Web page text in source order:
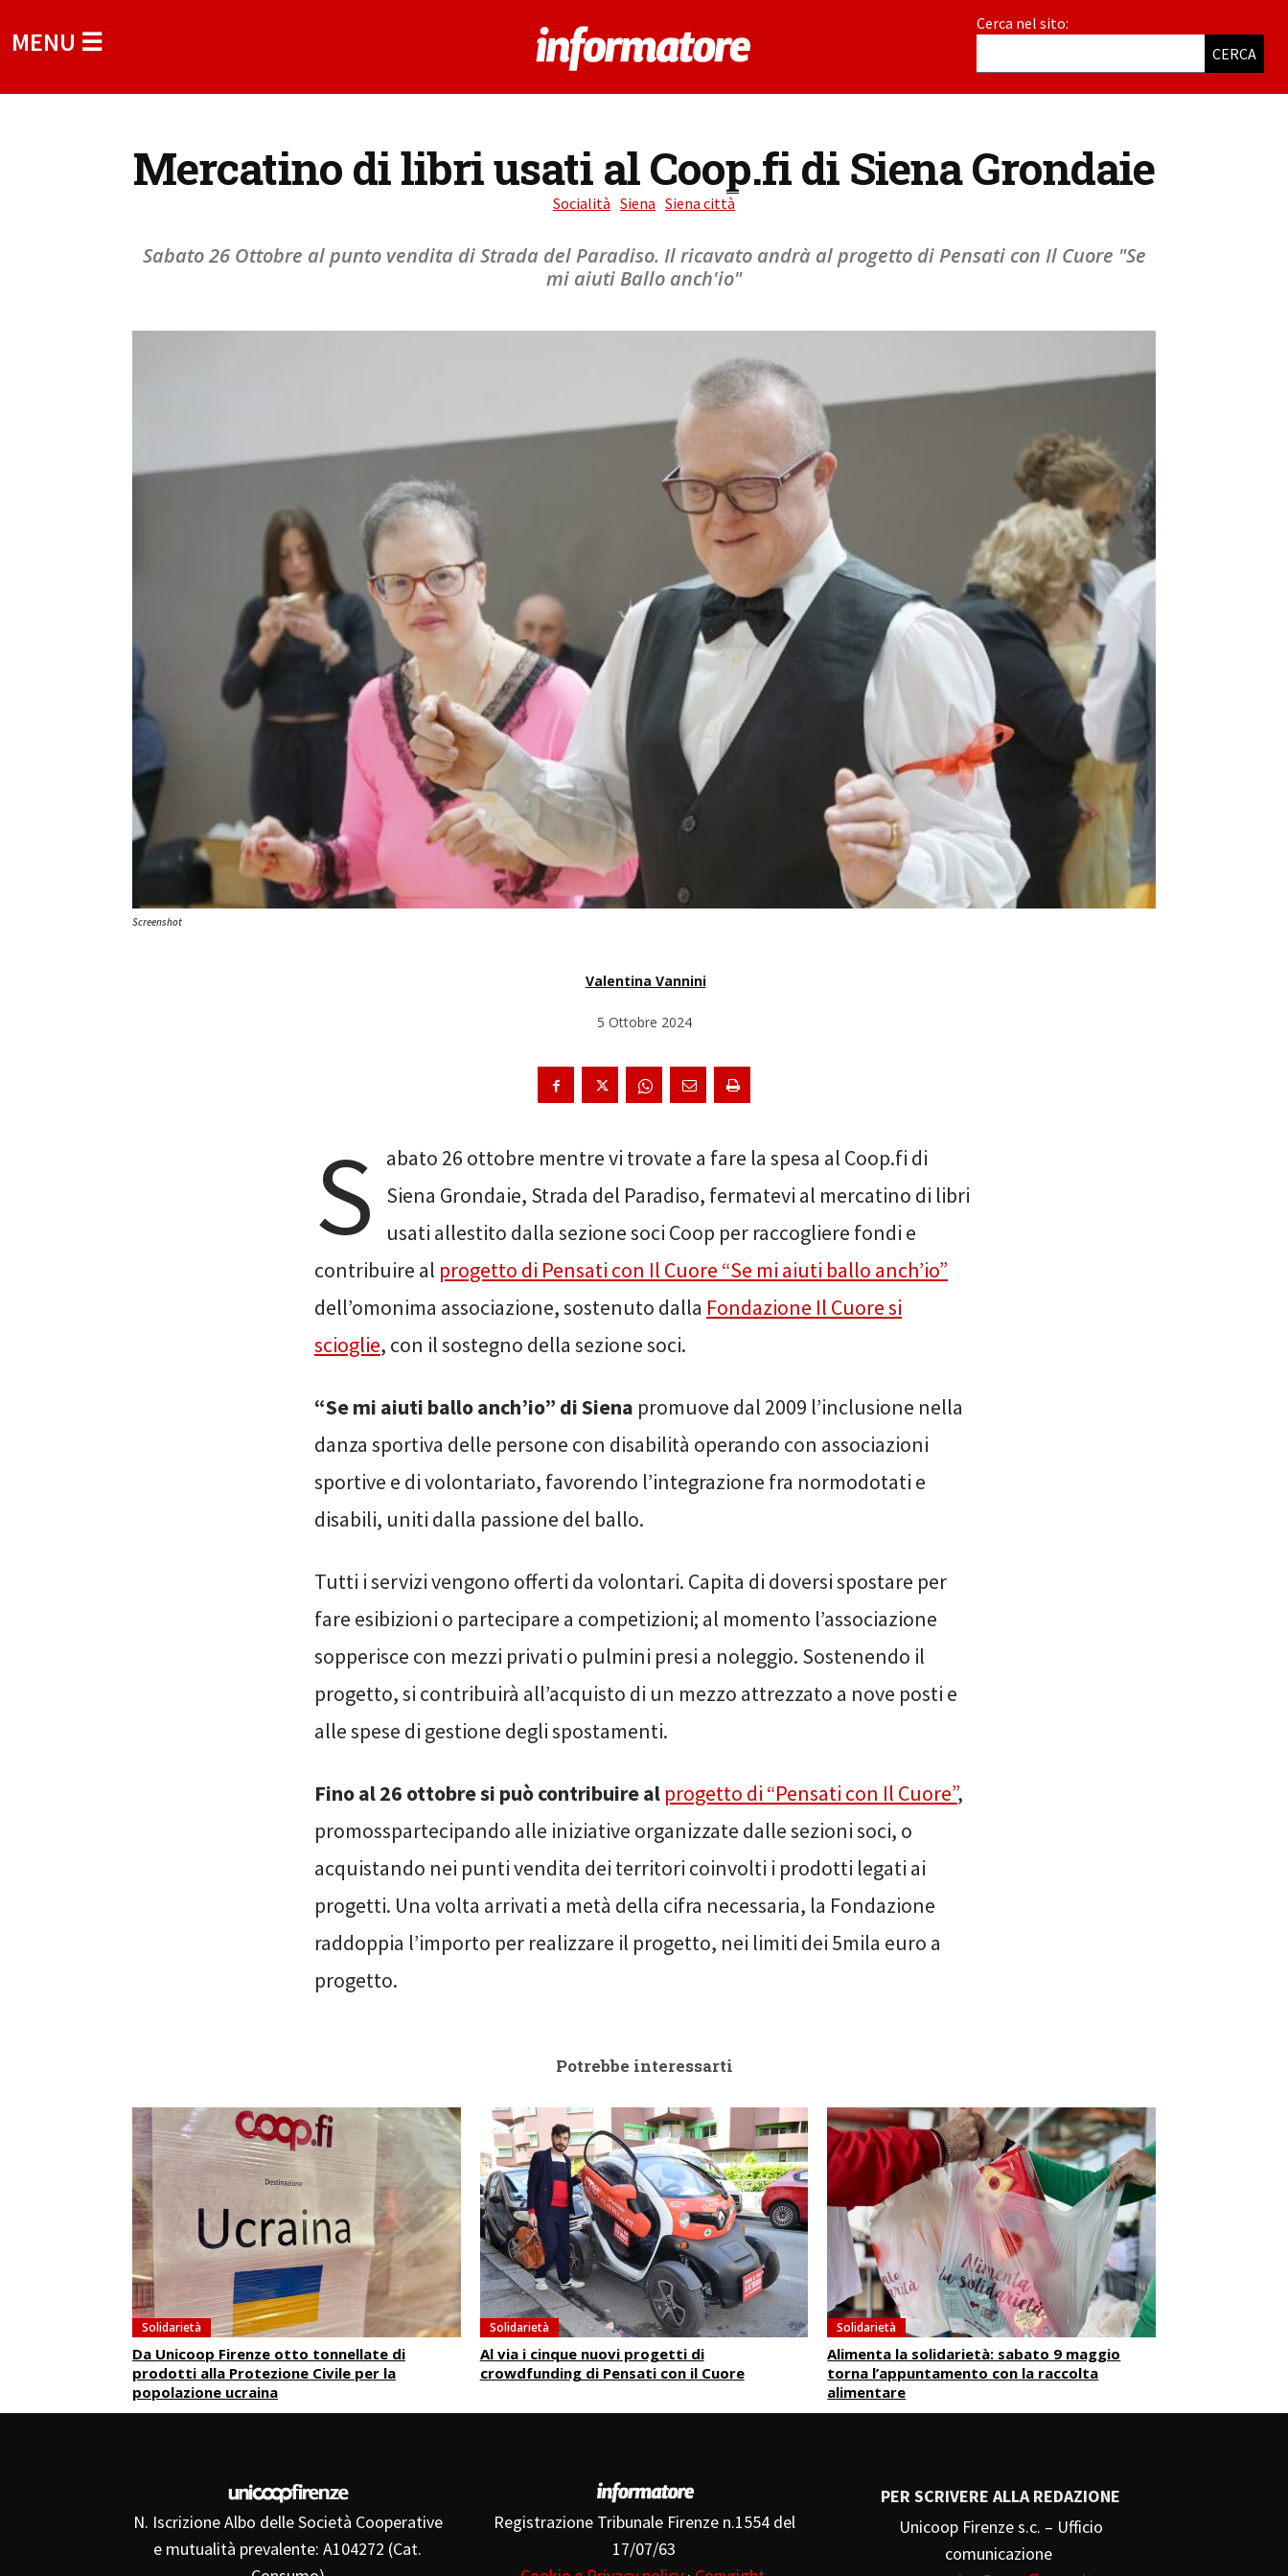
MENU ☰
Cerca nel sito:
CERCA
Mercatino di libri usati al Coop.fi di Siena Grondaie
Socialità Siena Siena città
Sabato 26 Ottobre al punto vendita di Strada del Paradiso. Il ricavato andrà al progetto di Pensati con Il Cuore "Se
mi aiuti Ballo anch'io"
Screenshot
Valentina Vannini
5 Ottobre 2024
S
abato 26 ottobre mentre vi trovate a fare la spesa al Coop.fi di
Siena Grondaie, Strada del Paradiso, fermatevi al mercatino di libri
usati allestito dalla sezione soci Coop per raccogliere fondi e
contribuire al progetto di Pensati con Il Cuore “Se mi aiuti ballo anch’io”
dell’omonima associazione, sostenuto dalla Fondazione Il Cuore si
scioglie, con il sostegno della sezione soci.
“Se mi aiuti ballo anch’io” diSiena promuove dal 2009 l’inclusione nella
danza sportiva delle persone con disabilità operando con associazioni
sportive e di volontariato, favorendo l’integrazione fra normodotati e
disabili, uniti dalla passione del ballo.
Tutti i servizi vengono offerti da volontari. Capita di doversi spostare per
fare esibizioni o partecipare a competizioni; al momento l’associazione
sopperisce con mezzi privati o pulmini presi a noleggio. Sostenendo il
progetto, si contribuirà all’acquisto di un mezzo attrezzato a nove posti e
alle spese di gestione degli spostamenti.
Fino al 26 ottobre si può contribuire al progetto di “Pensati con Il Cuore”,
promosspartecipando alle iniziative organizzate dalle sezioni soci, o
acquistando nei punti vendita dei territori coinvolti i prodotti legati ai
progetti. Una volta arrivati a metà della cifra necessaria, la Fondazione
raddoppia l’importo per realizzare il progetto, nei limiti dei 5mila euro a
progetto.
Potrebbe interessarti
Solidarietà
Da Unicoop Firenze otto tonnellate di
prodotti alla Protezione Civile per la
popolazione ucraina
Solidarietà
Al via i cinque nuovi progetti di
crowdfunding di Pensati con il Cuore
Solidarietà
Alimenta la solidarietà: sabato 9 maggio
torna l’appuntamento con la raccolta
alimentare
N. Iscrizione Albo delle Società Cooperative
e mutualità prevalente: A104272 (Cat.
Registrazione Tribunale Firenze n.1554 del
17/07/63
PER SCRIVERE ALLA REDAZIONE
Unicoop Firenze s.c. – Ufficio
comunicazione